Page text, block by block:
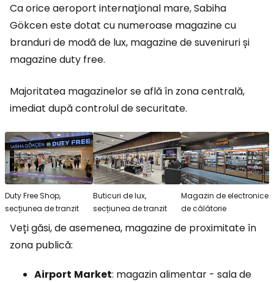
Ca orice aeroport internațional mare, Sabiha
Gökcen este dotat cu numeroase magazine cu
branduri de modă de lux, magazine de suveniruri și
magazine duty free.
Majoritatea magazinelor se află în zona centrală,
imediat după controlul de securitate.
Duty Free Shop,
secțiunea de tranzit
Buticuri de lux,
secțiunea de tranzit
Magazin de electronice
de călătorie
Veți găsi, de asemenea, magazine de proximitate în
zona publică:
Airport Market: magazin alimentar - sala de